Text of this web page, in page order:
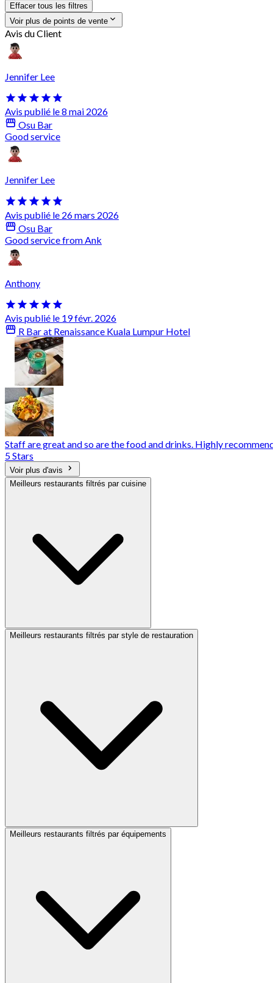
Effacer tous les filtres
Voir plus de points de vente
Avis du Client
Jennifer Lee
Avis publié le 8 mai 2026
Osu Bar
Good service
Jennifer Lee
Avis publié le 26 mars 2026
Osu Bar
Good service from Ank
Anthony
Avis publié le 19 févr. 2026
R Bar at Renaissance Kuala Lumpur Hotel
Staff are great and so are the food and drinks. Highly
5 Stars
Voir plus d'avis
Meilleurs restaurants filtrés par cuisine
Meilleurs restaurants filtrés par style de restauration
Meilleurs restaurants filtrés par équipements